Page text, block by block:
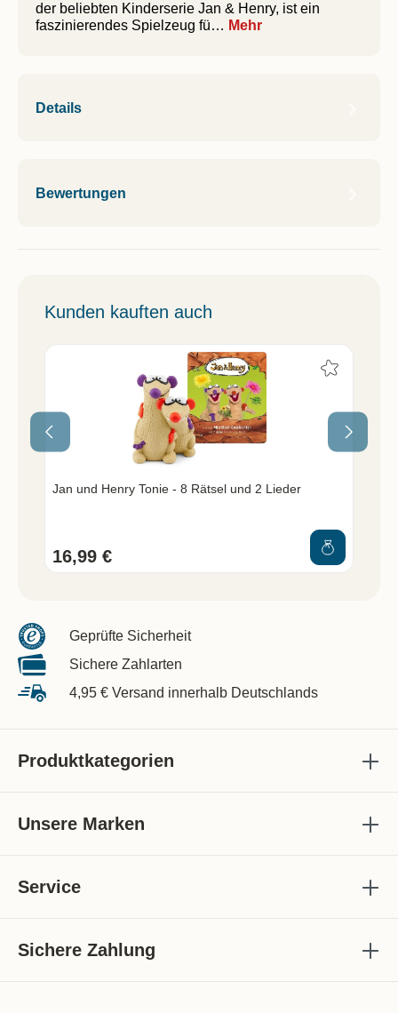
der beliebten Kinderserie Jan & Henry, ist ein
faszinierendes Spielzeug fü… Mehr
Details
Bewertungen
Kunden kauften auch
Jan und Henry Tonie - 8 Rätsel und 2 Lieder
16,99 €
Geprüfte Sicherheit
Sichere Zahlarten
4,95 € Versand innerhalb Deutschlands
Produktkategorien
Unsere Marken
Service
Sichere Zahlung